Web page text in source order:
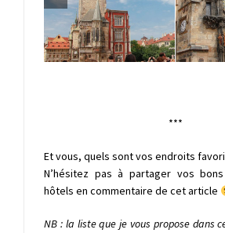
***
Et vous, quels sont vos endroits
N’hésitez pas à partager vos
hôtels en commentaire de cet article
NB : la liste que je vous propose dans